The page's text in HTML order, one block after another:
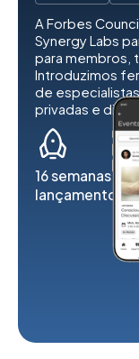
A Forbes
Synergy Labs
para membros,
Introduzimos
de
privadas e
16 semanas
lançamento